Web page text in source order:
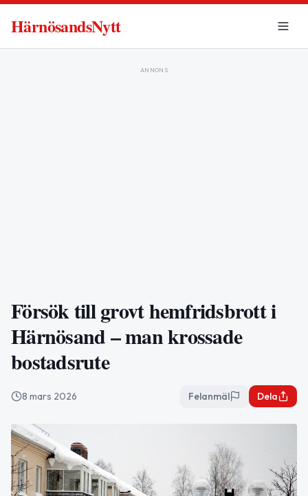
HärnösandsNytt
ANNONS
Försök till grovt hemfridsbrott i
Härnösand – man krossade
bostadsrute
8 mars 2026 Felanmäl Dela